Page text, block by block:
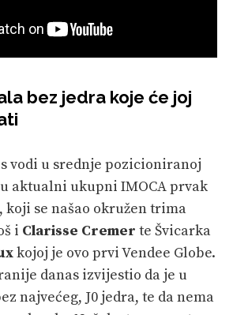
bez jedra koje će joj
vodi u srednje pozicioniranoj
aktualni ukupni IMOCA prvak
, koji se našao okružen trima
i Clarisse Cremer te Švicarka
kojoj je ovo prvi Vendee Globe.
danas izvijestio da je u
najvećeg, J0 jedra, te da nema